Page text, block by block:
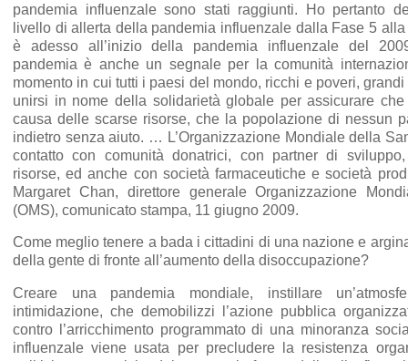
pandemia influenzale sono stati raggiunti. Ho pertanto
livello di allerta della pandemia influenzale dalla Fase 5
è adesso all’inizio della pandemia influenzale del
pandemia è anche un segnale per la comunità
momento in cui tutti i paesi del mondo, ricchi e poveri,
unirsi in nome della solidarietà globale per assicurare
causa delle scarse risorse, che la popolazione di nessun
indietro senza aiuto. … L’Organizzazione Mondiale della
contatto con comunità donatrici, con partner di
risorse, ed anche con società farmaceutiche e società
Margaret Chan, direttore generale Organizzazione
(OMS), comunicato stampa, 11 giugno 2009.
Come meglio tenere a bada i cittadini di una nazione e
della gente di fronte all’aumento della disoccupazione?
Creare una pandemia mondiale, instillare
intimidazione, che demobilizzi l’azione pubblica
contro l’arricchimento programmato di una minoranza
influenzale viene usata per precludere la resistenza